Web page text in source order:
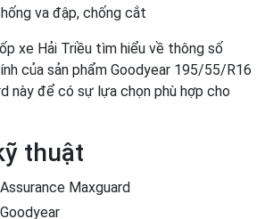
va đập, chống cắt
xe Hải Triều tìm hiểu về thông số
của sản phẩm Goodyear 195/55/R16
này để có sự lựa chọn phù hợp cho
thuật
Assurance Maxguard
Goodyear